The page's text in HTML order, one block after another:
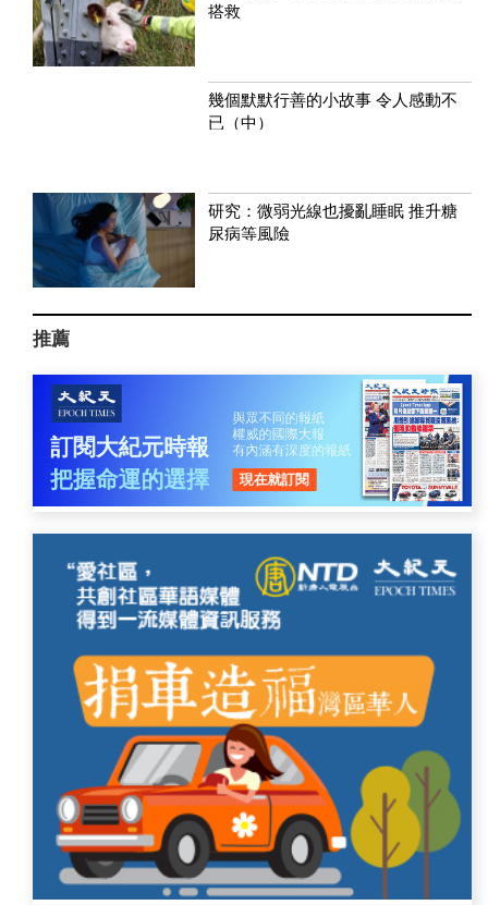
搭救
幾個默默行善的小故事 令人感動不
已（中）
研究：微弱光線也擾亂睡眠 推升糖
尿病等風險
推薦